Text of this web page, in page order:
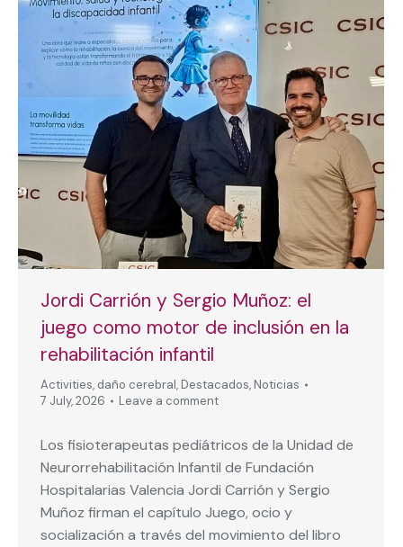
Jordi Carrión y Sergio Muñoz: el
juego como motor de inclusión en la
rehabilitación infantil
Activities, daño cerebral, Destacados, Noticias
7 July, 2026
Leave a comment
Los fisioterapeutas pediátricos de la Unidad de
Neurorrehabilitación Infantil de Fundación
Hospitalarias Valencia Jordi Carrión y Sergio
Muñoz firman el capítulo Juego, ocio y
socialización a través del movimiento del libro